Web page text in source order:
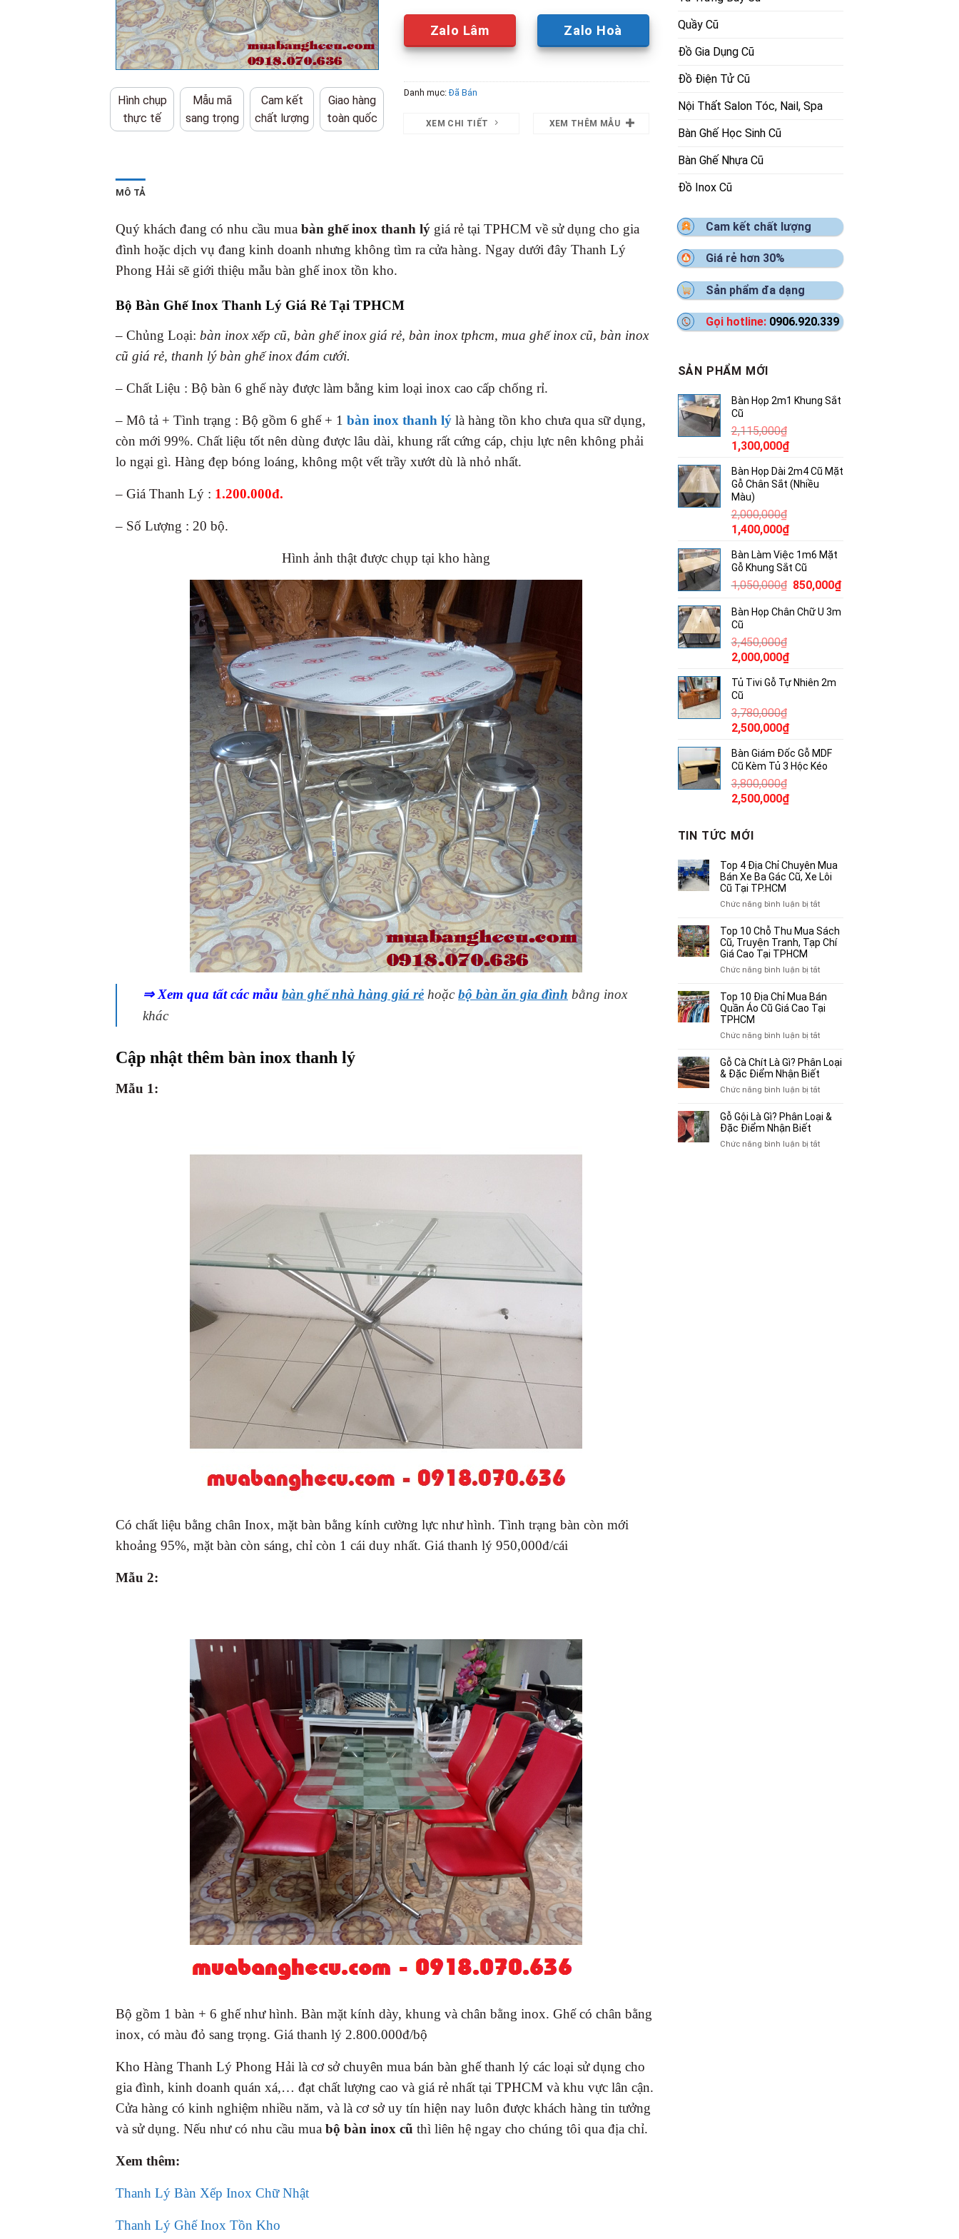
Hình chụp
thực tế
Mẫu mã
sang trọng
Cam kết
chất lượng
Giao hàng
toàn quốc
Zalo Lâm Zalo Hoà
Danh mục:Đã Bán
XEM CHI TIẾT XEM THÊM MẪU
MÔ TẢ
Quý khách đang có nhu cầu mua bàn ghế inox thanh lý giá rẻ tại TPHCM về sử dụng cho gia
đình hoặc dịch vụ đang kinh doanh nhưng không tìm ra cửa hàng. Ngay dưới đây Thanh Lý
Phong Hải sẽ giới thiệu mẫu bàn ghế inox tồn kho.
Bộ Bàn Ghế Inox Thanh Lý Giá Rẻ Tại TPHCM
– Chủng Loại: bàn inox xếp cũ, bàn ghế inox giá rẻ, bàn inox tphcm, mua ghế inox cũ, bàn inox
cũ giá rẻ, thanh lý bàn ghế inox đám cưới.
– Chất Liệu : Bộ bàn 6 ghế này được làm bằng kim loại inox cao cấp chống rỉ.
– Mô tả + Tình trạng : Bộ gồm 6 ghế + 1 bàn inox thanh lý là hàng tồn kho chưa qua sữ dụng,
còn mới 99%. Chất liệu tốt nên dùng được lâu dài, khung rất cứng cáp, chịu lực nên không phải
lo ngại gì. Hàng đẹp bóng loáng, không một vết trầy xướt dù là nhỏ nhất.
– Giá Thanh Lý : 1.200.000đ.
– Số Lượng : 20 bộ.
Hình ảnh thật được chụp tại kho hàng
⇒ Xem qua tất các mẫu bàn ghế nhà hàng giá rẻ hoặc bộ bàn ăn gia đình bằng inox
khác
Cập nhật thêm bàn inox thanh lý
Mẫu 1:
Có chất liệu bằng chân Inox, mặt bàn bằng kính cường lực như hình. Tình trạng bàn còn mới
khoảng 95%, mặt bàn còn sáng, chỉ còn 1 cái duy nhất. Giá thanh lý 950,000đ/cái
Mẫu 2:
Bộ gồm 1 bàn + 6 ghế như hình. Bàn mặt kính dày, khung và chân bằng inox. Ghế có chân bằng
inox, có màu đỏ sang trọng. Giá thanh lý 2.800.000đ/bộ
Kho Hàng Thanh Lý Phong Hải là cơ sở chuyên mua bán bàn ghế thanh lý các loại sử dụng cho
gia đình, kinh doanh quán xá,… đạt chất lượng cao và giá rẻ nhất tại TPHCM và khu vực lân cận.
Cửa hàng có kinh nghiệm nhiều năm, và là cơ sở uy tín hiện nay luôn được khách hàng tin tưởng
và sử dụng. Nếu như có nhu cầu mua bộ bàn inox cũ thì liên hệ ngay cho chúng tôi qua địa chỉ.
Xem thêm:
Thanh Lý Bàn Xếp Inox Chữ Nhật
Thanh Lý Ghế Inox Tồn Kho
Quầy Cũ
Đồ Gia Dụng Cũ
Đồ Điện Tử Cũ
Nội Thất Salon Tóc, Nail, Spa
Bàn Ghế Học Sinh Cũ
Bàn Ghế Nhựa Cũ
Đồ Inox Cũ
Cam kết chất lượng
Giá rẻ hơn 30%
Sản phẩm đa dạng
Gọi hotline: 0906.920.339
SẢN PHẨM MỚI
Bàn Họp 2m1 Khung Sắt
Cũ
2,115,000₫
Giá
là:
2,115,000₫.
1,300,000₫Giá
tại
là:
Bàn Họp Dài 2m4 Cũ Mặt
Gỗ Chân Sắt (Nhiều
Màu)
2,000,000₫
Giá
là:
2,000,000₫.
1,400,000₫Giá
tại
là:
1,400,000₫.
Bàn Làm Việc 1m6 Mặt
Gỗ Khung Sắt Cũ
1,050,000₫ Giá
là:
850,000₫Giá
Bàn Họp Chân Chữ U 3m
Cũ
3,450,000₫
Giá
là:
3,450,000₫.
2,000,000₫Giá
tại
Tủ Tivi Gỗ Tự Nhiên 2m
Cũ
3,780,000₫
Giá
là:
3,780,000₫.
2,500,000₫Giá
tại
là:
Bàn Giám Đốc Gỗ MDF
Cũ Kèm Tủ 3 Hộc Kéo
3,800,000₫
Giá
là:
3,800,000₫.
2,500,000₫Giá
2,500,000₫.
TIN TỨC MỚI
Top 4 Địa Chỉ Chuyên Mua
Bán Xe Ba Gác Cũ, Xe Lôi
Cũ Tại TP.HCM
Chức năng bình luận bị tắtở
4
Địa
Xe
Ba
Cũ,
Lôi
Cũ
Tại
Top 10 Chỗ Thu Mua Sách
Cũ, Truyện Tranh, Tạp Chí
Giá Cao Tại TPHCM
Chức năng bình luận bị tắtở
10
Chỗ
Truyện
Tranh,
Tạp
Giá
Tại
Top 10 Địa Chỉ Mua Bán
Quần Áo Cũ Giá Cao Tại
TPHCM
Chức năng bình luận bị tắtở
10
Địa
Mua
Quần
Cũ
Gỗ Cà Chít Là Gì? Phân Loại
& Đặc Điểm Nhận Biết
Chức năng bình luận bị tắtở
Cà
Gì?
Gỗ Gội Là Gì? Phân Loại &
Đặc Điểm Nhận Biết
Chức năng bình luận bị tắtở